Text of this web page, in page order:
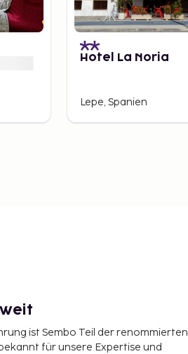
Hotel La Noria
Lepe, Spanien
ist Sembo Teil der renommierten
für unsere Expertise und